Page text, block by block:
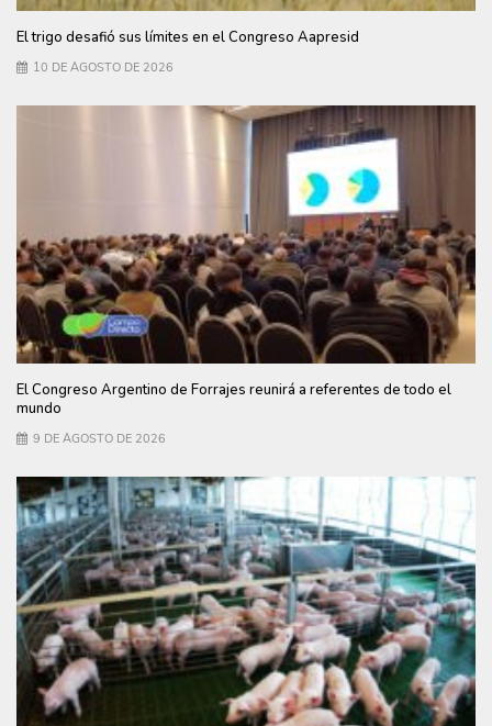
El trigo desafió sus límites en el Congreso Aapresid
10 DE AGOSTO DE 2026
El Congreso Argentino de Forrajes reunirá a referentes de todo el
mundo
9 DE AGOSTO DE 2026